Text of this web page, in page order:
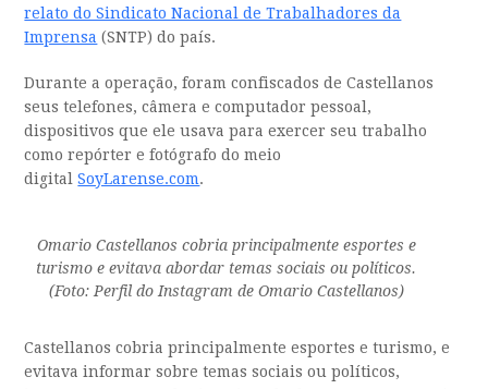
relato do Sindicato Nacional de Trabalhadores da
Imprensa (SNTP) do país.
Durante a operação, foram confiscados de Castellanos
seus telefones, câmera e computador pessoal,
dispositivos que ele usava para exercer seu trabalho
como repórter e fotógrafo do meio
digitalSoyLarense.com.
Omario Castellanos cobria principalmente esportes e
turismo e evitava abordar temas sociais ou políticos.
(Foto: Perfil do Instagram de Omario Castellanos)
Castellanos cobria principalmente esportes e turismo, e
evitava informar sobre temas sociais ou políticos,